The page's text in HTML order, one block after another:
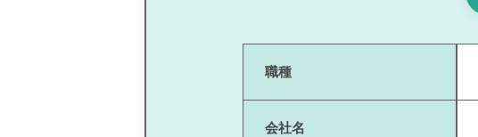
職種
会社名